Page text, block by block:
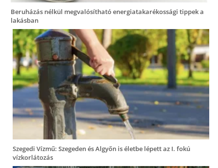
Beruházás nélkül megvalósítható energiatakarékossági tippek a
lakásban
Szegedi Vízmű: Szegeden és Algyőn is életbe lépett az I. fokú
vízkorlátozás